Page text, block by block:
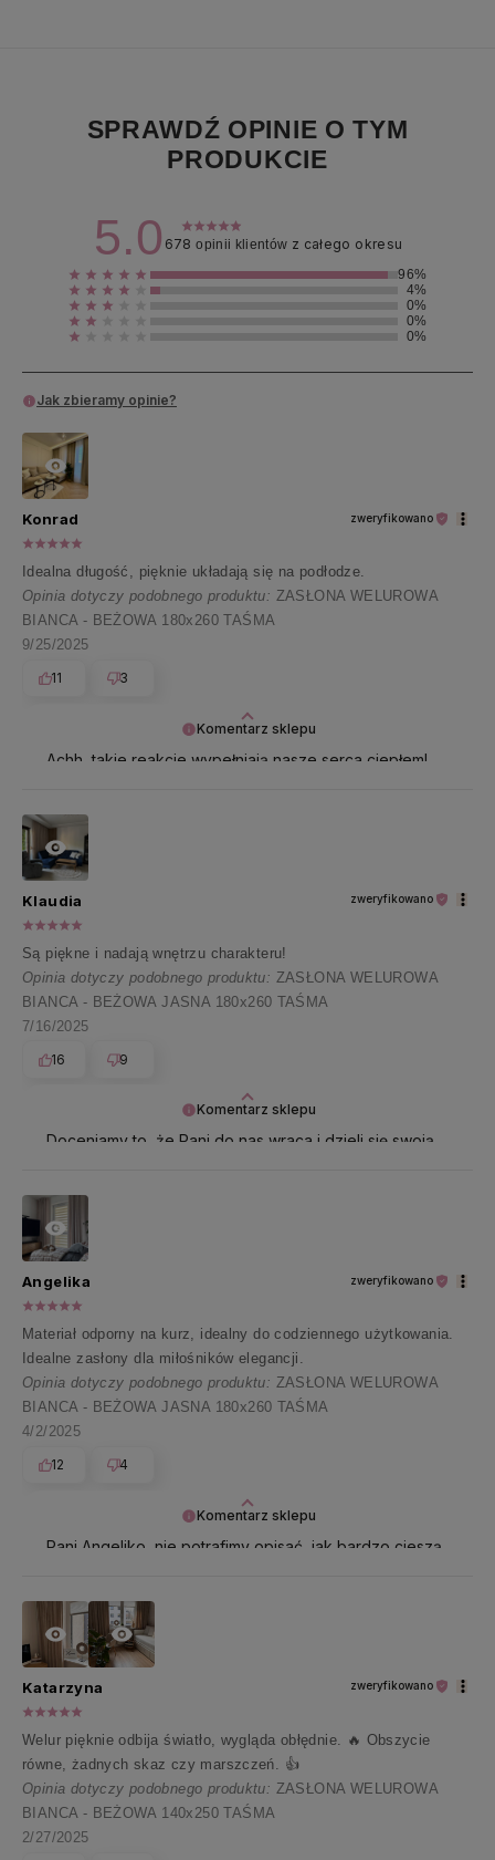
SPRAWDŹ OPINIE O TYM
PRODUKCIE
5.0 678 opinii klientów z całego okresu
96%
4%
0%
0%
0%
Jak zbieramy opinie?
Komentarz sklepu
Achh, takie reakcje wypełniają nasze serca ciepłem!
Konrad zweryfikowano
Idealna długość, pięknie układają się na podłodze.
Opinia dotyczy podobnego produktu: ZASŁONA WELUROWA
BIANCA - BEŻOWA 180x260 TAŚMA
9/25/2025
11
3
Komentarz sklepu
Doceniamy to, że Pani do nas wraca i dzieli się swoją
Klaudia zweryfikowano
Są piękne i nadają wnętrzu charakteru!
Opinia dotyczy podobnego produktu: ZASŁONA WELUROWA
BIANCA - BEŻOWA JASNA 180x260 TAŚMA
7/16/2025
16
9
Komentarz sklepu
Pani Angeliko, nie potrafimy opisać, jak bardzo cieszą
Angelika zweryfikowano
Materiał odporny na kurz, idealny do codziennego użytkowania.
Idealne zasłony dla miłośników elegancji.
Opinia dotyczy podobnego produktu: ZASŁONA WELUROWA
BIANCA - BEŻOWA JASNA 180x260 TAŚMA
4/2/2025
12
4
Katarzyna zweryfikowano
Welur pięknie odbija światło, wygląda obłędnie. 🔥 Obszycie
równe, żadnych skaz czy marszczeń. 👍️
Opinia dotyczy podobnego produktu: ZASŁONA WELUROWA
BIANCA - BEŻOWA 140x250 TAŚMA
2/27/2025